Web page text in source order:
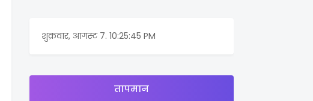
शुक्रवार, आगस्ट 7. 10:25:45 PM
तापमान